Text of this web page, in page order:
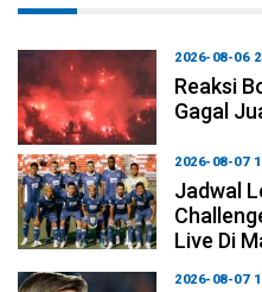
2026-08-06
Reaksi
Gagal
2026-08-07
Jadwal
Live Di
2026-08-07